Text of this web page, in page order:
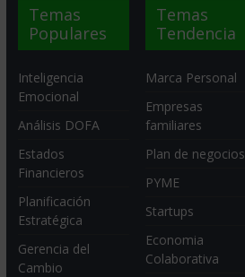
Temas
Populares
Inteligencia
Emocional
Análisis DOFA
Estados
Financieros
Planificación
Estratégica
Gerencia del
Cambio
Temas
Tendencia
Marca Personal
Empresas
familiares
Plan de negocios
PYME
Startups
Economia
Colaborativa